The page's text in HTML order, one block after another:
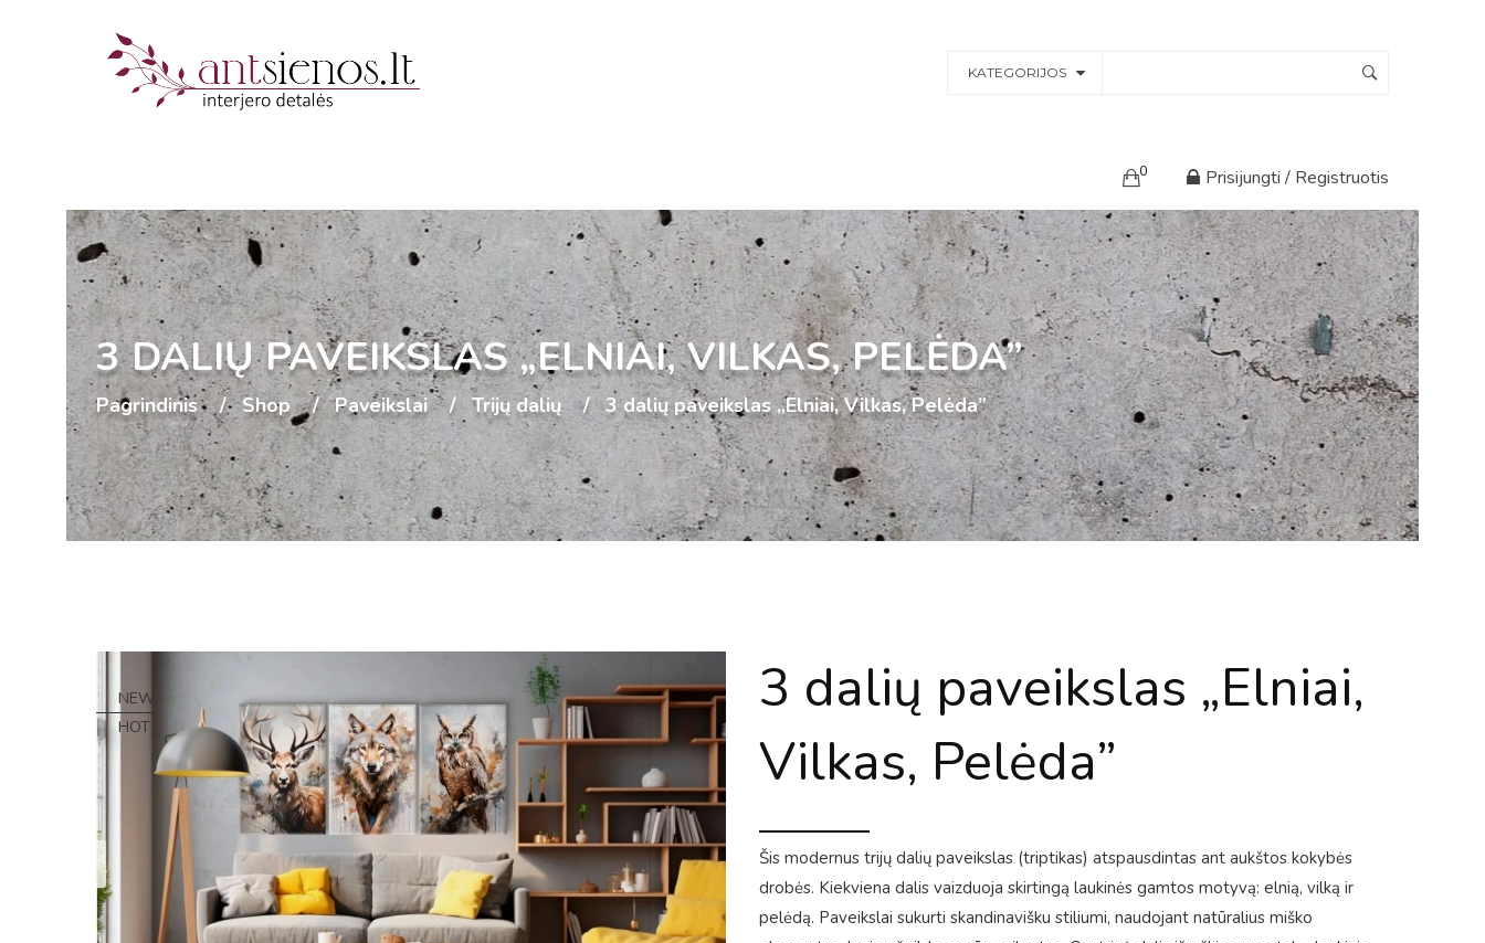
KATEGORIJOS
0 Prisijungti / Registruotis
3 DALIŲ PAVEIKSLAS „ELNIAI, VILKAS, PELĖDA”
Pagrindinis Shop Paveikslai Trijų dalių 3 dalių paveikslas „Elniai, Vilkas, Pelėda”
NEW
HOT
3 dalių paveikslas „Elniai,
Vilkas, Pelėda”
Šis modernus trijų dalių paveikslas (triptikas) atspausdintas ant aukštos kokybės
drobės. Kiekviena dalis vaizduoja skirtingą laukinės gamtos motyvą: elnią, vilką ir
pelėdą. Paveikslai sukurti skandinavišku stiliumi, naudojant natūralius miško